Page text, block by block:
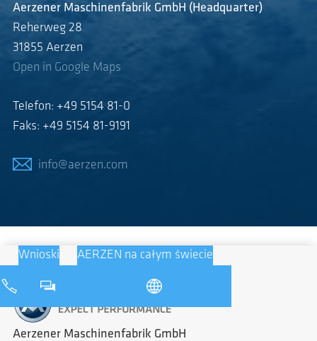
Aerzener Maschinenfabrik GmbH (Headquarter)
Reherweg 28
31855 Aerzen
Open in Google Maps
Telefon: +49 5154 81-0
Faks: +49 5154 81-9191
info@aerzen.com
Wnioski AERZEN na całym świecie
Aerzener Maschinenfabrik GmbH